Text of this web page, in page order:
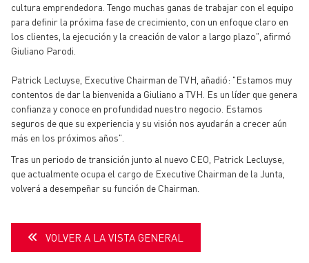
cultura emprendedora. Tengo muchas ganas de trabajar con el equipo
para definir la próxima fase de crecimiento, con un enfoque claro en
los clientes, la ejecución y la creación de valor a largo plazo", afirmó
Giuliano Parodi.
Patrick Lecluyse, Executive Chairman de TVH, añadió: "Estamos muy
contentos de dar la bienvenida a Giuliano a TVH. Es un líder que genera
confianza y conoce en profundidad nuestro negocio. Estamos
seguros de que su experiencia y su visión nos ayudarán a crecer aún
más en los próximos años".
Tras un periodo de transición junto al nuevo CEO, Patrick Lecluyse,
que actualmente ocupa el cargo de Executive Chairman de la Junta,
volverá a desempeñar su función de Chairman.
VOLVER A LA VISTA GENERAL